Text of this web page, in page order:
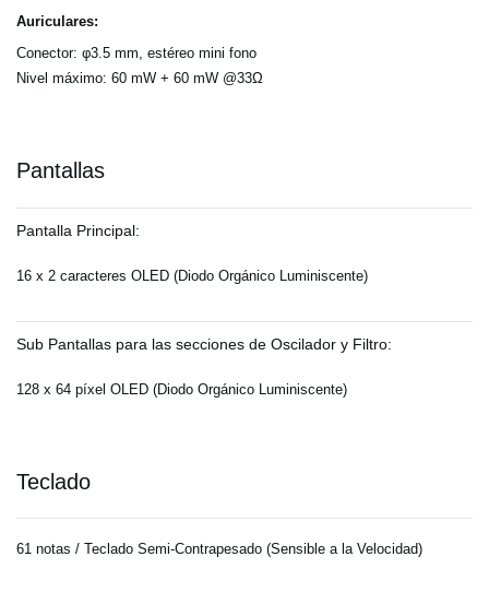
Auriculares:
Conector: φ3.5 mm, estéreo mini fono
Nivel máximo: 60 mW + 60 mW @33Ω
Pantallas
Pantalla Principal:
16 x 2 caracteres OLED (Diodo Orgánico Luminiscente)
Sub Pantallas para las secciones de Oscilador y Filtro:
128 x 64 píxel OLED (Diodo Orgánico Luminiscente)
Teclado
61 notas / Teclado Semi-Contrapesado (Sensible a la Velocidad)